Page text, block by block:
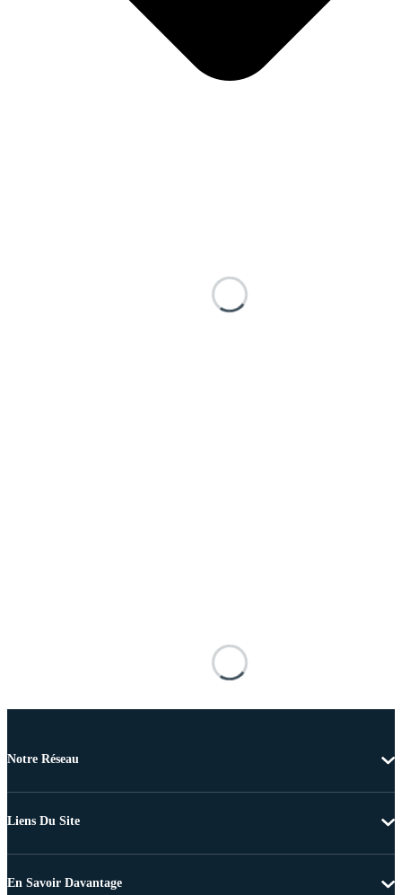
Notre Réseau
Liens Du Site
En Savoir Davantage